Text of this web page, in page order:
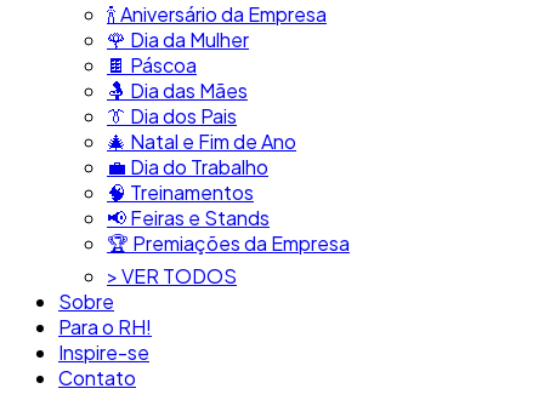
​🍾​ Aniversário da Empresa
🌹 Dia da Mulher
🍫​ Páscoa
🤱 Dia das Mães
👔​ Dia dos Pais
🎄 Natal e Fim de Ano
💼​ Dia do Trabalho
🧠​ Treinamentos
📢​ Feiras e Stands
🏆 Premiações da Empresa
> VER TODOS
Sobre
Para o RH!
Inspire-se
Contato